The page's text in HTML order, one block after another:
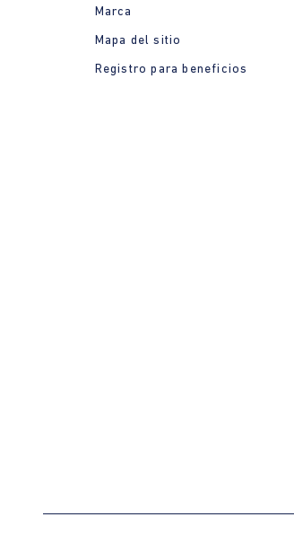
Marca
Mapa del sitio
Registro para beneficios